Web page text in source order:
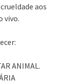
aos
vivo.
ANIMAL.